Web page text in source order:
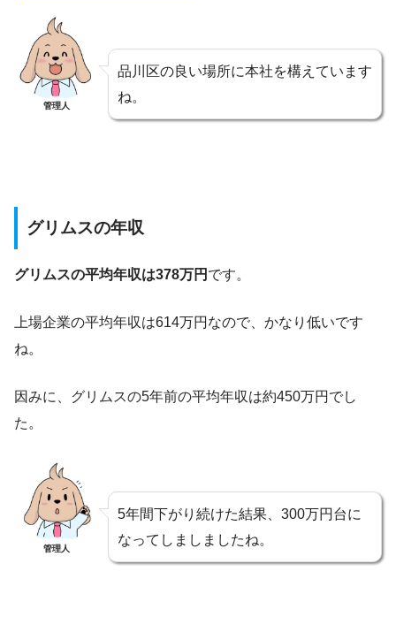
管理人
品川区の良い場所に本社を構えています
ね。
グリムスの年収
グリムスの平均年収は378万円 です。
上場企業の平均年収は614万円なので、かなり低いです
ね。
因みに、グリムスの5年前の平均年収は約450万円でし
た。
管理人
5年間下がり続けた結果、300万円台に
なってしましましたね。